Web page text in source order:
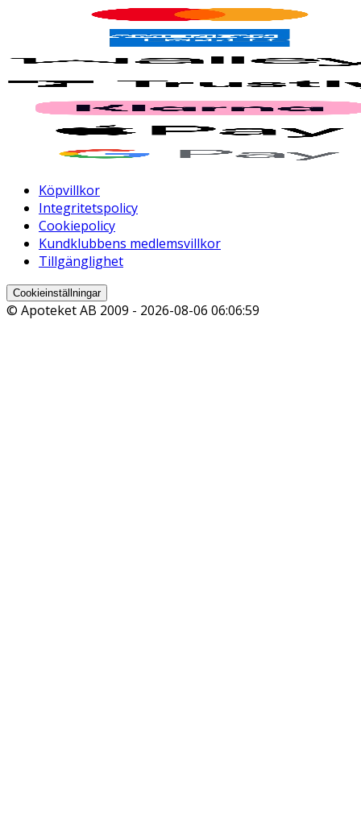
Köpvillkor
Integritetspolicy
Cookiepolicy
Kundklubbens medlemsvillkor
Tillgänglighet
Cookieinställningar
© Apoteket AB 2009 - 2026-08-06 06:06:59